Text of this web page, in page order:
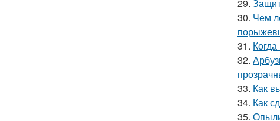
29.
30. Чем
31.
32.
33. Как
34. Как
35.